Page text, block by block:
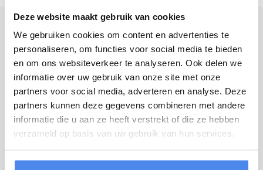
Deze website maakt gebruik van cookies
We gebruiken cookies om content en advertenties te
personaliseren, om functies voor social media te bieden
en om ons websiteverkeer te analyseren. Ook delen we
informatie over uw gebruik van onze site met onze
partners voor social media, adverteren en analyse. Deze
partners kunnen deze gegevens combineren met andere
informatie die u aan ze heeft verstrekt of die ze hebben
verzameld op basis van uw gebruik van hun services.
Modelomschrijving
De Saris kipper is een goede kipper voor particulieren en professionals,
met een unieke, strakke uitstraling en scherpe prijs-kwaliteitverhouding.
De kippers hebben een volledig gelast en thermisch verzinkt frame en zijn
voorzien van een stalen plaat op de laadvloer. Met de vele
bindmogelijkheden; touwhaken, nethaken aan het scharnier en
bindpunten in de laadvloer extra makkelijk in gebruik.